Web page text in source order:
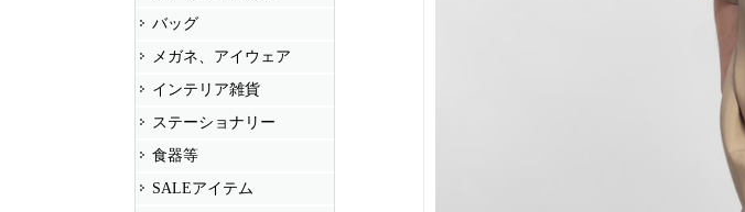
バッグ
メガネ、アイウェア
インテリア雑貨
ステーショナリー
食器等
SALEアイテム